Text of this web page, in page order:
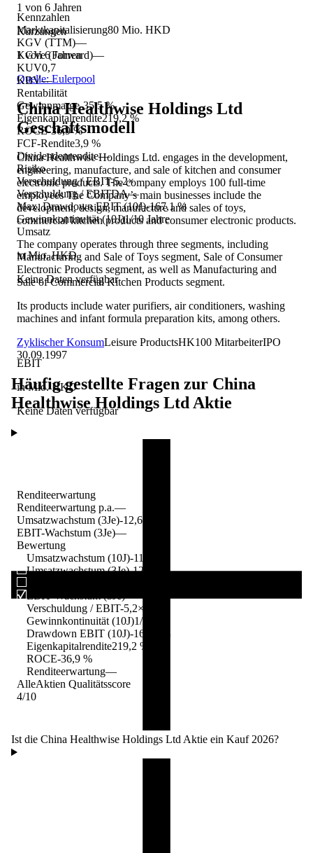
Kennzahlen
Marktkapitalisierung80 Mio. HKD
KGV (TTM)—
KGVe (Forward)—
KUV0,7
KBV—
Rentabilität
Gewinnmarge-35,5 %
Eigenkapitalrendite219,2 %
ROCE-36,9 %
FCF-Rendite3,9 %
Dividendenrendite—
Risiko
Verschuldung / EBIT-5,2×
Verschuldung / EBITDA—
Max. Drawdown EBIT (10J)-167,1 %
Gewinnkontinuität (10J)1/10 Jahre
Umsatz
in Mio. HKD
Keine Daten verfügbar
EBIT
in Mio. HKD
Keine Daten verfügbar
Renditeerwartung
Renditeerwartung p.a.—
Umsatzwachstum (3Je)-12,6 %
EBIT-Wachstum (3Je)—
Bewertung
Umsatzwachstum (10J)-11,6 %
Umsatzwachstum (3Je)-12,6 %
EBIT-Wachstum (3Je)—
Verschuldung / EBIT-5,2×
Gewinnkontinuität (10J)1/10
Drawdown EBIT (10J)-167,1 %
Eigenkapitalrendite219,2 %
ROCE-36,9 %
Renditeerwartung—
AlleAktien Qualitätsscore
4/10
1 von 6 Jahren
Kürzungen
1 von 6 Jahren
Quelle: Eulerpool
China Healthwise Holdings Ltd
Geschäftsmodell
China Healthwise Holdings Ltd. engages in the development,
engineering, manufacture, and sale of kitchen and consumer
electronic products. The company employs 100 full-time
employees The Company’s main businesses include the
development, design, manufacture and sales of toys,
commercial kitchen products and consumer electronic products.
The company operates through three segments, including
Manufacturing and Sale of Toys segment, Sale of Consumer
Electronic Products segment, as well as Manufacturing and
Sale of Commercial Kitchen Products segment.
Its products include water purifiers, air conditioners, washing
machines and infant formula preparation kits, among others.
Zyklischer KonsumLeisure ProductsHK100 MitarbeiterIPO
30.09.1997
Häufig gestellte Fragen zur China
Healthwise Holdings LtdAktie
Ist die China Healthwise Holdings Ltd Aktie ein Kauf 2026?